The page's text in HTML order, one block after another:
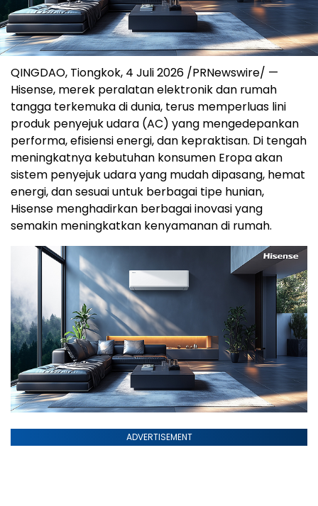
QINGDAO, Tiongkok, 4 Juli 2026 /PRNewswire/ —
Hisense, merek peralatan elektronik dan rumah
tangga terkemuka di dunia, terus memperluas lini
produk penyejuk udara (AC) yang mengedepankan
performa, efisiensi energi, dan kepraktisan. Di tengah
meningkatnya kebutuhan konsumen Eropa akan
sistem penyejuk udara yang mudah dipasang, hemat
energi, dan sesuai untuk berbagai tipe hunian,
Hisense menghadirkan berbagai inovasi yang
semakin meningkatkan kenyamanan di rumah.
ADVERTISEMENT